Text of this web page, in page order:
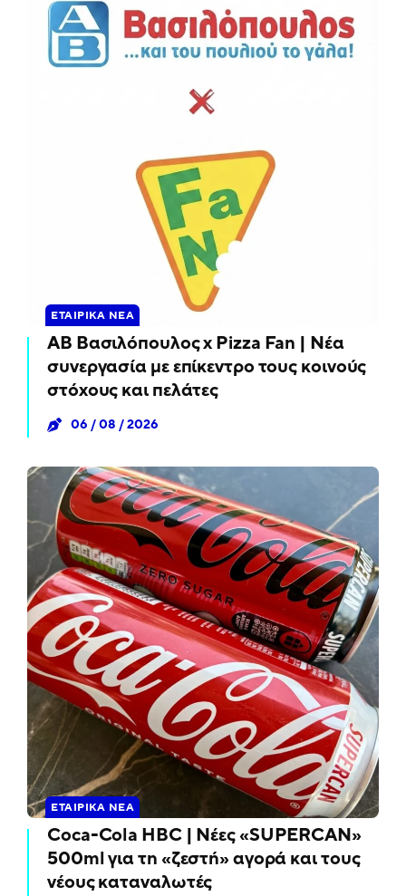
ΕΤΑΙΡΙΚΆ ΝΈΑ
ΑΒ Βασιλόπουλος x Pizza Fan | Νέα
συνεργασία με επίκεντρο τους κοινούς
στόχους και πελάτες
06 / 08 / 2026
ΕΤΑΙΡΙΚΆ ΝΈΑ
Coca-Cola HBC | Νέες «SUPERCAN»
500ml για τη «ζεστή» αγορά και τους
νέους καταναλωτές